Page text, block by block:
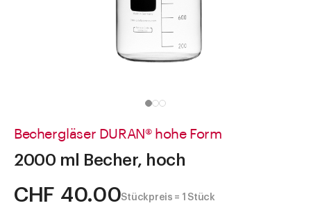
Bechergläser DURAN® hohe Form
2000 ml Becher, hoch
CHF 40.00Stückpreis = 1 Stück